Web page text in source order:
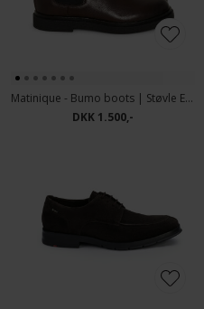
Matinique - Bumo boots | Støvle Espresso
DKK 1.500,-